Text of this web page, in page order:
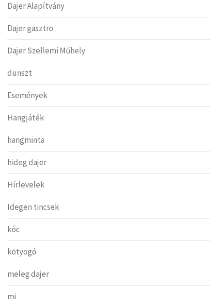
Dajer Alapítvány
Dajer gasztro
Dajer Szellemi Műhely
dunszt
Események
Hangjáték
hangminta
hideg dajer
Hírlevelek
Idegen tincsek
kóc
kotyogó
meleg dajer
mi